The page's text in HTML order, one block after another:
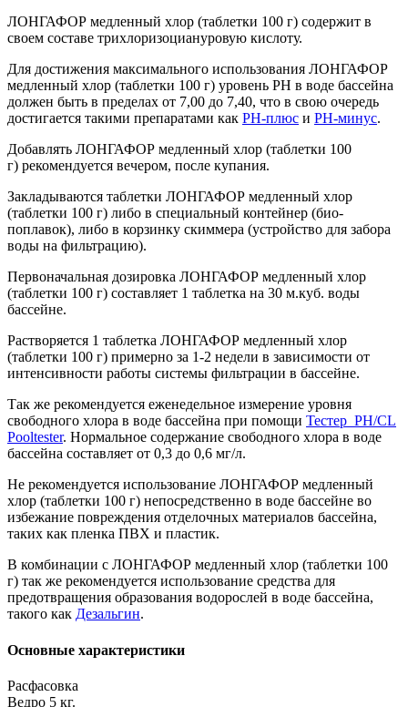
ЛОНГАФОР медленный хлор (таблетки 100 г) содержит в
своем составе трихлоризоциануровую кислоту.
Для достижения максимального использования ЛОНГАФОР
медленный хлор (таблетки 100 г) уровень РН в воде бассейна
должен быть в пределах от 7,00 до 7,40, что в свою очередь
достигается такими препаратами как РН-плюс и РН-минус.
Добавлять ЛОНГАФОР медленный хлор (таблетки 100
г) рекомендуется вечером, после купания.
Закладываются таблетки ЛОНГАФОР медленный хлор
(таблетки 100 г) либо в специальный контейнер (био-
поплавок), либо в корзинку скиммера (устройство для забора
воды на фильтрацию).
Первоначальная дозировка ЛОНГАФОР медленный хлор
(таблетки 100 г) составляет 1 таблетка на 30 м.куб. воды
бассейне.
Растворяется 1 таблетка ЛОНГАФОР медленный хлор
(таблетки 100 г) примерно за 1-2 недели в зависимости от
интенсивности работы системы фильтрации в бассейне.
Так же рекомендуется еженедельное измерение уровня
свободного хлора в воде бассейна при помощи Тестер PH/CL
Pooltester. Нормальное содержание свободного хлора в воде
бассейна составляет от 0,3 до 0,6 мг/л.
Не рекомендуется использование ЛОНГАФОР медленный
хлор (таблетки 100 г) непосредственно в воде бассейне во
избежание повреждения отделочных материалов бассейна,
таких как пленка ПВХ и пластик.
В комбинации с ЛОНГАФОР медленный хлор (таблетки 100
г) так же рекомендуется использование средства для
предотвращения образования водорослей в воде бассейна,
такого как Дезальгин.
Основные характеристики
Расфасовка
Ведро 5 кг.